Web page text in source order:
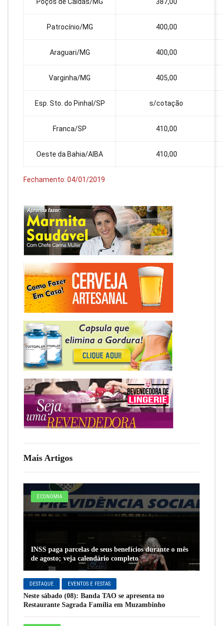
Mais Artigos
ECONOMIA
INSS paga parcelas de seus benefícios durante o mês
de agosto; veja calendário completo
DESTAQUE EVENTOS E FESTAS
Neste sábado (08): Banda TAO se apresenta no
Restaurante Sagrada Família em Muzambinho
Patrocínio/MG 400,00
Araguari/MG 400,00
Varginha/MG 405,00
Esp. Sto. do Pinhal/SP s/cotação
Franca/SP 410,00
Oeste da Bahia/AIBA 410,00
Fechamento: 04/01/2019